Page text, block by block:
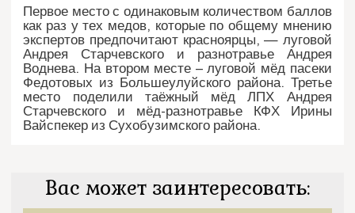
Первое место с одинаковым количеством баллов
как раз у тех медов, которые по общему мнению
экспертов предпочитают красноярцы, — луговой
Андрея Старчевского и разнотравье Андрея
Воднева. На втором месте – луговой мёд пасеки
Федотовых из Большеулуйского района. Третье
место поделили таёжный мёд ЛПХ Андрея
Старчевского и мёд-разнотравье КФХ Ирины
Вайспекер из Сухобузимского района.
Вас может заинтересовать: